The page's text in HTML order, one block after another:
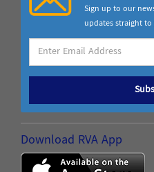
Sign up to our
updates straight
Download RVA App